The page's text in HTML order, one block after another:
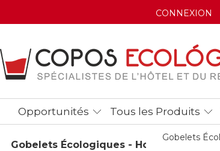
CONNEXION
Opportunités Tous les Produits
Gobelets Écologiques - Home
Gobelets